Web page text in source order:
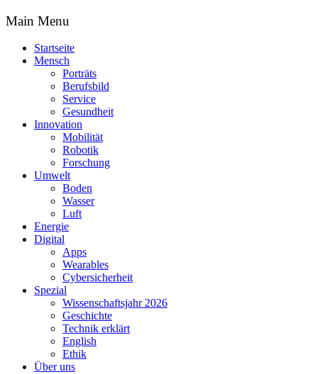
Main Menu
Startseite
Mensch
Porträts
Berufsbild
Service
Gesundheit
Innovation
Mobilität
Robotik
Forschung
Umwelt
Boden
Wasser
Luft
Energie
Digital
Apps
Wearables
Cybersicherheit
Spezial
Wissenschaftsjahr 2026
Geschichte
Technik erklärt
English
Ethik
Über uns